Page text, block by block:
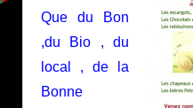
Que du Bon
,du Bio , du
local , de la
Bonne